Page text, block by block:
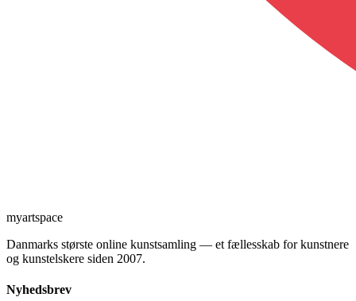
myartspace
Danmarks største online kunstsamling — et fællesskab for kunstnere
og kunstelskere siden 2007.
Nyhedsbrev